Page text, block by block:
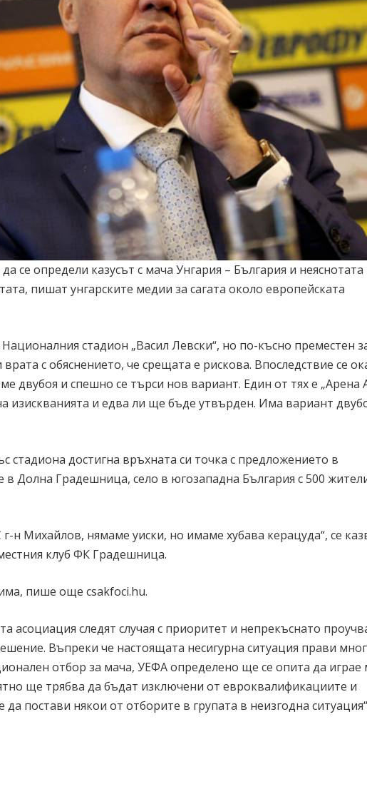
се определи казусът с мача Унгария – България и
пишат унгарските медии за сагата около европейската
стадион „Васил Левски“, но по-късно преместен
с обяснението, че срещата е рискова. Впоследствие се
двубоя и спешно се търси нов вариант. Един от тях е „Арена
изискванията и едва ли ще бъде утвърден. Има вариант
стадиона достигна връхната си точка с предложението в
Долна Градешница, село в югозападна България с 500
н Михайлов, нямаме уиски, но имаме хубава керацуда“, се
клуб ФК Градешница.
пише още csakfoci.hu.
асоциация следят случая с приоритет и непрекъснато
Въпреки че настоящата несигурна ситуация прави
отбор за мача, УЕФА определено ще се опита да играе
ще трябва да бъдат изключени от евроквалификациите и
постави някои от отборите в групата в неизгодна